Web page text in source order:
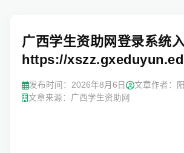
广西学生资助网登录系统
https://
发布时间： 2026年8月6日
文章作者：
文章来源：广西学生资助网